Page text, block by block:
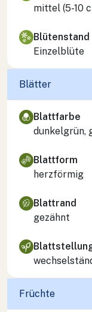
mittel (5-10
Blütenstand
Einzelblüte
Blätter
Blattfarbe
dunkelgrün,
Blattform
herzförmig
Blattrand
gezähnt
Früchte